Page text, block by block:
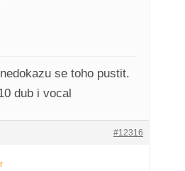
se toho pustit.
dub i vocal
#12316